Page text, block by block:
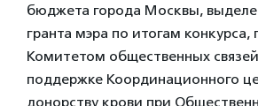
бюджета города Москвы,
гранта мэра по итогам конкурса,
Комитетом общественных
поддержке Координационного
донорству крови при